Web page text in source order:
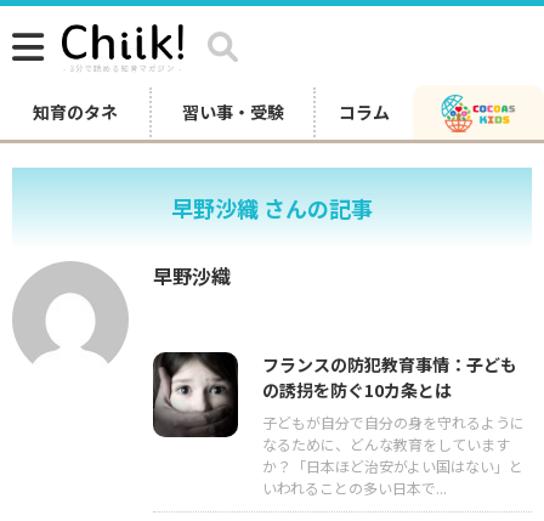
知育のタネ 習い事・受験 コラム
早野沙織 さんの記事
早野沙織
フランスの防犯教育事情：子ども
の誘拐を防ぐ10カ条とは
子どもが自分で自分の身を守れるように
なるために、どんな教育をしています
か？「日本ほど治安がよい国はない」と
いわれることの多い日本で...